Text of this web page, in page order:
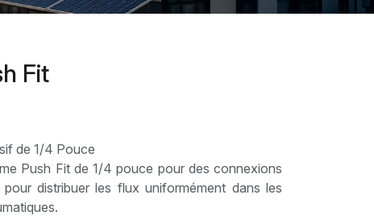
Fit
de 1/4 Pouce
Push Fit de 1/4 pouce pour des connexions
distribuer les flux uniformément dans les